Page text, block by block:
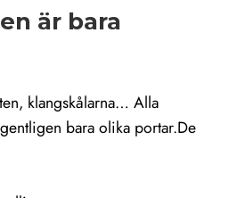
är bara
klangskålarna… Alla
bara olika portar.De